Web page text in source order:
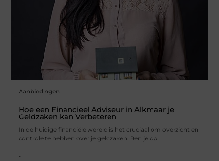
Aanbiedingen
Hoe een Financieel Adviseur in Alkmaar je
Geldzaken kan Verbeteren
In de huidige financiële wereld is het cruciaal om overzicht en
controle te hebben over je geldzaken. Ben je op